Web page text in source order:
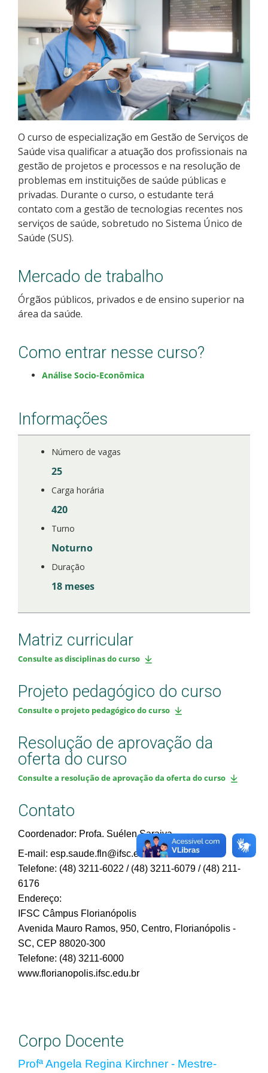
Educação a Distância
Educação de Jovens e Adultos
Transferências e retornos
Parcerias
Processo de Inscrição
Como posso estudar no IFSC?
Calendário de inscrições
Processos Seletivos
Cotas
Orientações para Matrícula
Cadastro de interesse
O curso de especialização em Gestão de Serviços de
Saúde visa qualificar a atuação dos profissionais na
gestão de projetos e processos e na resolução de
problemas em instituições de saúde públicas e
privadas. Durante o curso, o estudante terá
contato com a gestão de tecnologias recentes nos
serviços de saúde, sobretudo no Sistema Único de
Saúde (SUS).
Mercado de trabalho
Órgãos públicos, privados e de ensino superior na
área da saúde.
Como entrar nesse curso?
Análise Socio-Econômica
Informações
Número de vagas
25
Carga horária
420
Turno
Noturno
Duração
18 meses
Matriz curricular
Consulte as disciplinas do curso
Projeto pedagógico do curso
Consulte o projeto pedagógico do curso
Resolução de aprovação da
oferta do curso
Consulte a resolução de aprovação da oferta do curso
Contato
Coordenador: Profa. Suélen Saraiva
E-mail: esp.saude.fln@ifsc.edu.br
Telefone: (48) 3211-6022 / (48) 3211-6079 / (48) 211-
6176
Endereço:
IFSC Câmpus Florianópolis
Avenida Mauro Ramos, 950, Centro, Florianópolis -
SC, CEP 88020-300
Telefone: (48) 3211-6000
www.florianopolis.ifsc.edu.br
Corpo Docente
Profª Angela Regina Kirchner - Mestre-